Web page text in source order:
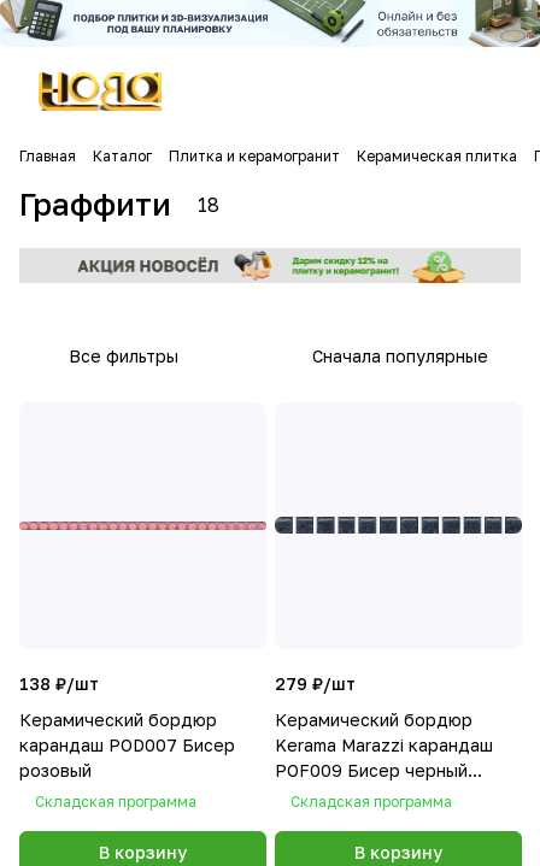
Главная Каталог Плитка и керамогранит Керамическая плитка
Граффити 18
Все фильтры Сначала популярные
138 ₽/шт
Керамический бордюр
карандаш POD007 Бисер
розовый
Складская программа
В корзину
279 ₽/шт
Керамический бордюр
Kerama Marazzi карандаш
POF009 Бисер черный
20x1.4
Складская программа
В корзину